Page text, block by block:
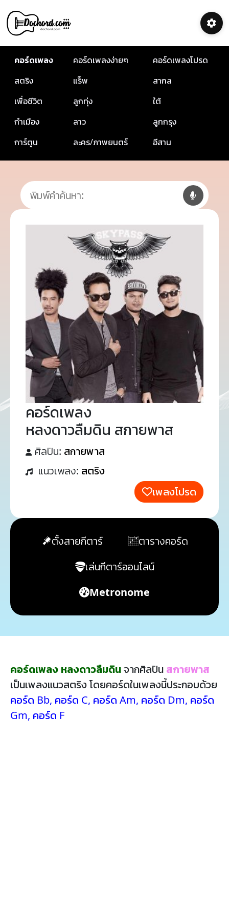
คอร์ดเพลง คอร์ดเพลงง่ายๆ
คอร์ดเพลงโปรด
สตริง
แร็พ
สากล
เพื่อชีวิต
ลูกทุ่ง
ใต้
กำเมือง
ลาว
ลูกกรุง
การ์ตูน
ละคร/ภาพยนตร์ อีสาน
คอร์ดเพลง
หลงดาวลืมดิน สกายพาส
ศิลปิน: สกายพาส
แนวเพลง: สตริง
เพลงโปรด
ตั้งสายกีตาร์
ตารางคอร์ด
เล่นกีตาร์ออนไลน์
Metronome
คอร์ดเพลง หลงดาวลืมดินจากศิลปิน สกายพาส
เป็นเพลงแนวสตริง โดยคอร์ดในเพลงนี้ประกอบด้วย
คอร์ด Bb, คอร์ด C, คอร์ด Am, คอร์ด Dm, คอร์ด
Gm, คอร์ด F